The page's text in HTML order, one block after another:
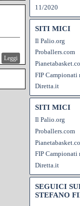
Leggi
11/2020
SITI MICI
Il Palio.org
Proballers.com
FIP Campionati
Diretta.it
SITI MICI
Il Palio.org
Proballers.com
FIP Campionati
Diretta.it
SEGUICI
STEFANO